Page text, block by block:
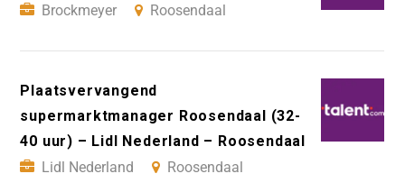
Brockmeyer
Roosendaal
Plaatsvervangend
supermarktmanager Roosendaal (32-
40 uur) – Lidl Nederland – Roosendaal
Lidl Nederland
Roosendaal